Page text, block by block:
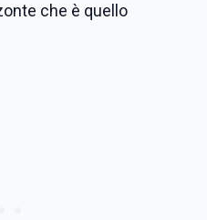
che è quello